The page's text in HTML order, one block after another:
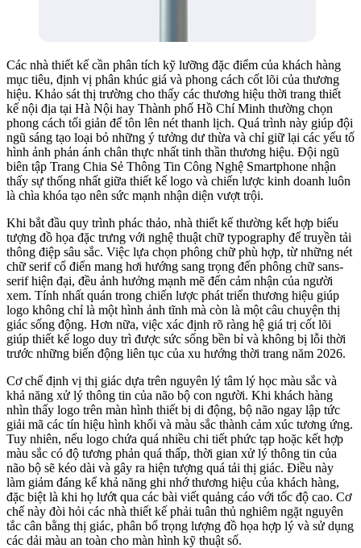
Các nhà thiết kế cần phân tích kỹ lưỡng đặc điểm của khách hàng
mục tiêu, định vị phân khúc giá và phong cách cốt lõi của thương
hiệu. Khảo sát thị trường cho thấy các thương hiệu thời trang thiết
kế nội địa tại Hà Nội hay Thành phố Hồ Chí Minh thường chọn
phong cách tối giản để tôn lên nét thanh lịch. Quá trình này giúp đội
ngũ sáng tạo loại bỏ những ý tưởng dư thừa và chỉ giữ lại các yếu tố
hình ảnh phản ánh chân thực nhất tinh thần thương hiệu. Đội ngũ
biên tập Trang Chia Sẻ Thông Tin Công Nghệ Smartphone nhận
thấy sự thống nhất giữa thiết kế logo và chiến lược kinh doanh luôn
là chìa khóa tạo nên sức mạnh nhận diện vượt trội.
Khi bắt đầu quy trình phác thảo, nhà thiết kế thường kết hợp biểu
tượng đồ họa đặc trưng với nghệ thuật chữ typography để truyền tải
thông điệp sâu sắc. Việc lựa chọn phông chữ phù hợp, từ những nét
chữ serif cổ điển mang hơi hướng sang trọng đến phông chữ sans-
serif hiện đại, đều ảnh hưởng mạnh mẽ đến cảm nhận của người
xem. Tính nhất quán trong chiến lược phát triển thương hiệu giúp
logo không chỉ là một hình ảnh tĩnh mà còn là một câu chuyện thị
giác sống động. Hơn nữa, việc xác định rõ ràng hệ giá trị cốt lõi
giúp thiết kế logo duy trì được sức sống bền bỉ và không bị lỗi thời
trước những biến động liên tục của xu hướng thời trang năm 2026.
Cơ chế định vị thị giác dựa trên nguyên lý tâm lý học màu sắc và
khả năng xử lý thông tin của não bộ con người. Khi khách hàng
nhìn thấy logo trên màn hình thiết bị di động, bộ não ngay lập tức
giải mã các tín hiệu hình khối và màu sắc thành cảm xúc tương ứng.
Tuy nhiên, nếu logo chứa quá nhiều chi tiết phức tạp hoặc kết hợp
màu sắc có độ tương phản quá thấp, thời gian xử lý thông tin của
não bộ sẽ kéo dài và gây ra hiện tượng quá tải thị giác. Điều này
làm giảm đáng kể khả năng ghi nhớ thương hiệu của khách hàng,
đặc biệt là khi họ lướt qua các bài viết quảng cáo với tốc độ cao. Cơ
chế này đòi hỏi các nhà thiết kế phải tuân thủ nghiêm ngặt nguyên
tắc cân bằng thị giác, phân bổ trọng lượng đồ họa hợp lý và sử dụng
các dải màu an toàn cho màn hình kỹ thuật số.